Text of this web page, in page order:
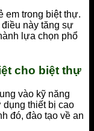
em trong biệt thự.
này tăng sự
lựa chọn phổ
cho biệt thự
vào kỹ năng
thiết bị cao
đó, đào tạo về an